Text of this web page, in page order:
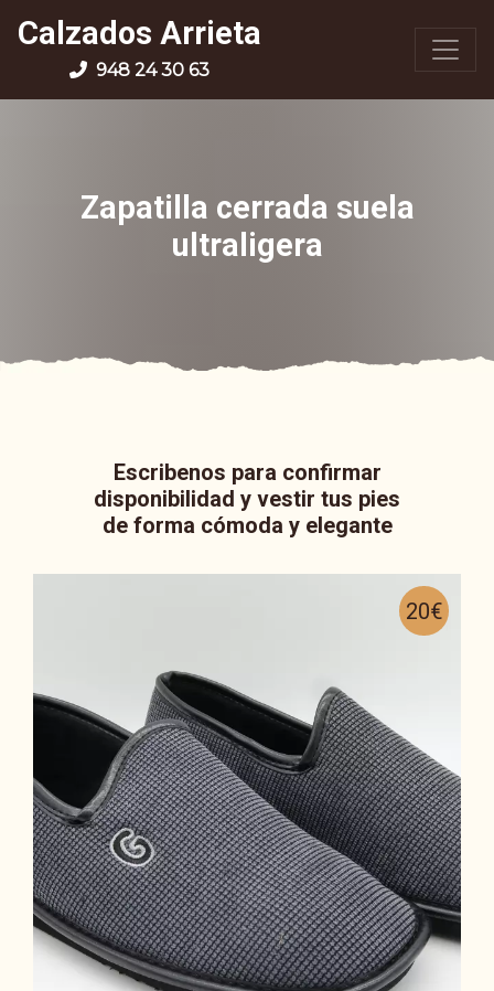
Calzados Arrieta
948 24 30 63
Zapatilla cerrada suela
ultraligera
Escribenos para confirmar
disponibilidad y vestir tus pies
de forma cómoda y elegante
20€